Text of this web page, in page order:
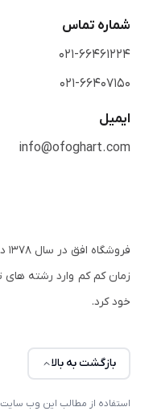
شماره تماس
021-66461224
021-66407150
ایمیل
info@ofoghart.com
خود کرد.
بازگشت به بالا
استفاده از مطالب این وب